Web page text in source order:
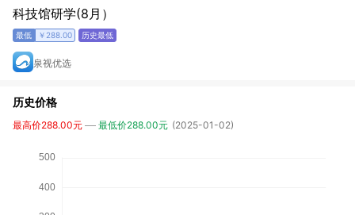
科技馆研学(8月）
￥288.00
泉视优选
历史价格
最高价288.00元 最低价288.00元 (2025-01-02)